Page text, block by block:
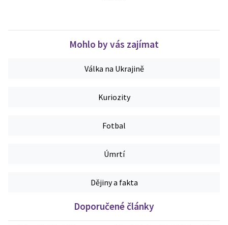
Mohlo by vás zajímat
Válka na Ukrajině
Kuriozity
Fotbal
Úmrtí
Dějiny a fakta
Doporučené články